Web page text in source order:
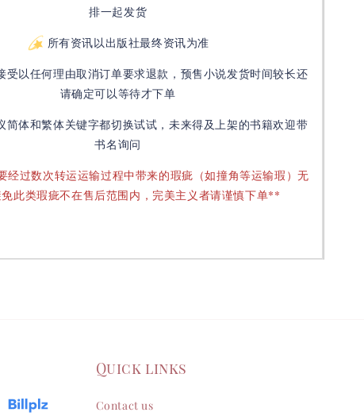
排一起发货
所有资讯以出版社最终资讯为准
受以任何理由取消订单要求退款，预售小说发货时间较长还
请确定可以等待才下单
简体和繁体关键字都切换试试，未来得及上架的书籍欢迎带
书名询问
经过数次转运运输过程中带来的瑕疵（如撞角等运输瑕）无
此类瑕疵不在售后范围内，完美主义者请谨慎下单**
Quick links
Contact us